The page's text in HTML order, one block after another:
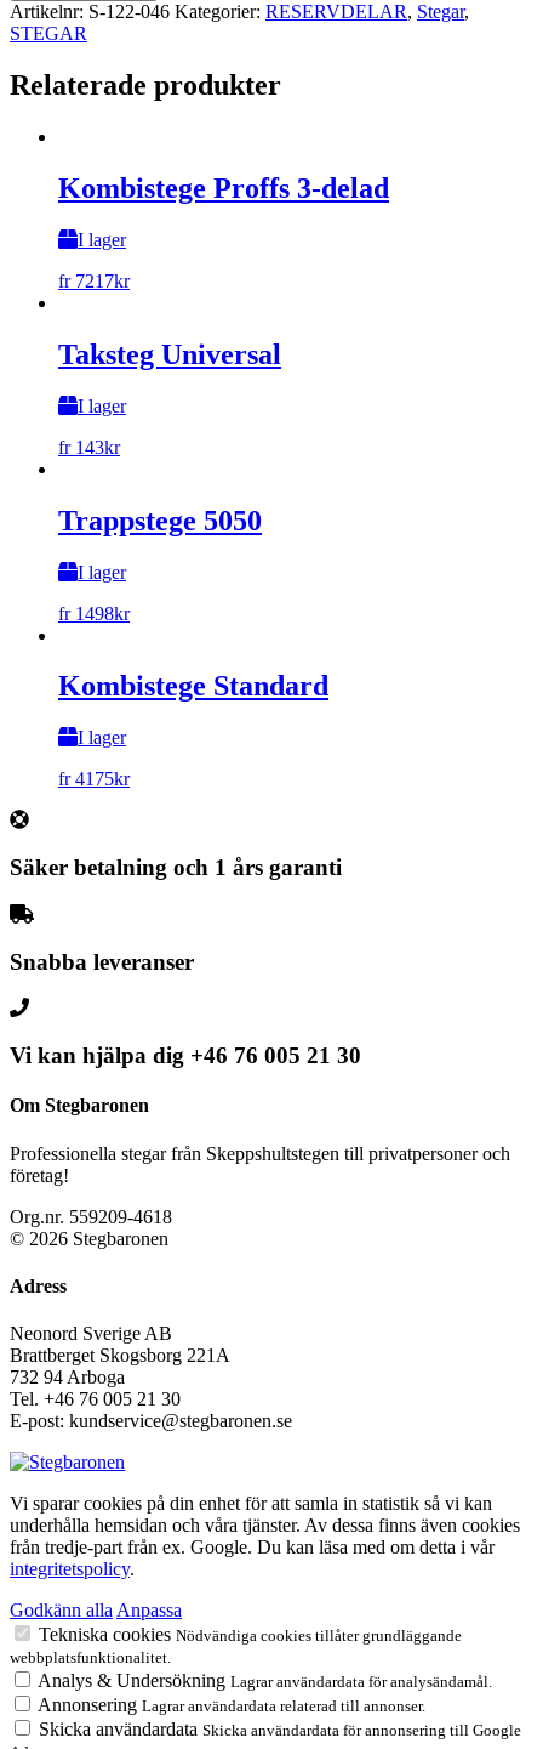
Artikelnr: S-122-046 Kategorier: RESERVDELAR, Stegar,
STEGAR
Relaterade produkter
Kombistege Proffs 3-delad
I lager
fr 7217kr
Taksteg Universal
I lager
fr 143kr
Trappstege 5050
I lager
fr 1498kr
Kombistege Standard
I lager
fr4175kr
Säker betalning och 1 års garanti
Snabba leveranser
Vi kan hjälpa dig +46 76 005 21 30
Om Stegbaronen
Professionella stegar från Skeppshultstegen till privatpersoner och
företag!
Org.nr. 559209-4618
© 2026 Stegbaronen
Adress
Neonord Sverige AB
Brattberget Skogsborg 221A
732 94 Arboga
Tel. +46 76 005 21 30
E-post: kundservice@stegbaronen.se
Vi sparar cookies på din enhet för att samla in statistik så vi kan
underhålla hemsidan och våra tjänster. Av dessa finns även cookies
från tredje-part från ex. Google. Du kan läsa med om detta i vår
integritetspolicy.
Godkänn alla Anpassa
Tekniska cookies Nödvändiga cookies tillåter grundläggande
webbplatsfunktionalitet.
Analys & Undersökning Lagrar användardata för analysändamål.
Annonsering Lagrar användardata relaterad till annonser.
Skicka användardata Skicka användardata för annonsering till Google